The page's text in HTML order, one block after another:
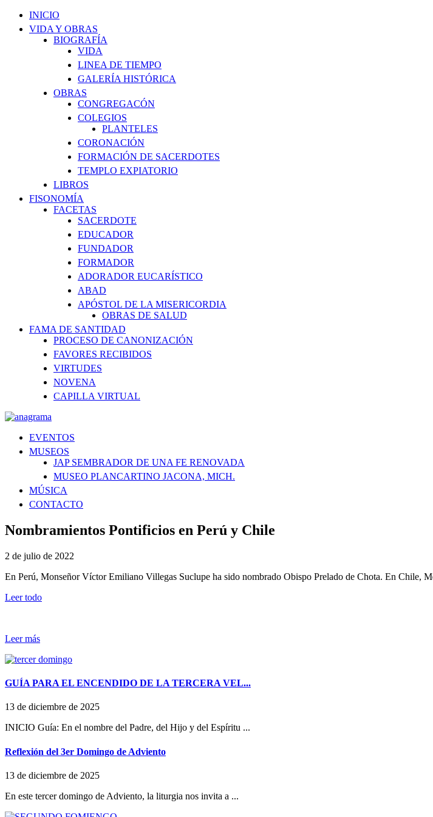
INICIO
VIDA Y OBRAS
BIOGRAFÍA
VIDA
LINEA DE TIEMPO
GALERÍA HISTÓRICA
OBRAS
CONGREGACÓN
COLEGIOS
PLANTELES
CORONACIÓN
FORMACIÓN DE SACERDOTES
TEMPLO EXPIATORIO
LIBROS
FISONOMÍA
FACETAS
SACERDOTE
EDUCADOR
FUNDADOR
FORMADOR
ADORADOR EUCARÍSTICO
ABAD
APÓSTOL DE LA MISERICORDIA
OBRAS DE SALUD
FAMA DE SANTIDAD
PROCESO DE CANONIZACIÓN
FAVORES RECIBIDOS
VIRTUDES
NOVENA
CAPILLA VIRTUAL
EVENTOS
MUSEOS
JAP SEMBRADOR DE UNA FE RENOVADA
MUSEO PLANCARTINO JACONA, MICH.
MÚSICA
CONTACTO
Nombramientos Pontificios en Perú y Chile
2 de julio de 2022
En Perú, Monseñor Víctor Emiliano Villegas Suclupe ha sido nombrado Obispo Prelado de Chota. En Chile,
Leer todo
Leer más
GUÍA PARA EL ENCENDIDO DE LA TERCERA VEL...
13 de diciembre de 2025
INICIO Guía: En el nombre del Padre, del Hijo y del Espíritu ...
Reflexión del 3er Domingo de Adviento
13 de diciembre de 2025
En este tercer domingo de Adviento, la liturgia nos invita a ...